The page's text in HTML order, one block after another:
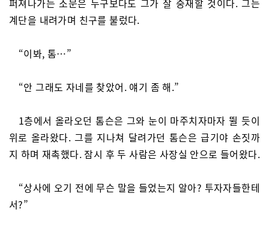
퍼져나가는 소문은 누구보다도 그가 잘 중재할 것이다. 그는
계단을 내려가며 친구를 불렀다.
“이봐, 톰…”
“안 그래도 자네를 찾았어. 얘기 좀 해.”
1층에서 올라오던 톰슨은 그와 눈이 마주치자마자 뛸 듯이
위로 올라왔다. 그를 지나쳐 달려가던 톰슨은 급기야 손짓까
지 하며 재촉했다. 잠시 후 두 사람은 사장실 안으로 들어왔다.
“상사에 오기 전에 무슨 말을 들었는지 알아? 투자자들한테
서?”